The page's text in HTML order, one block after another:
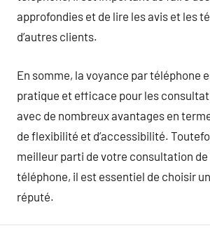
approfondies et de lire les avis et les
d’autres clients.
En somme, la voyance par téléphone
pratique et efficace pour les
avec de nombreux avantages en
de flexibilité et d’accessibilité.
meilleur parti de votre consultation
téléphone, il est essentiel de choisir
réputé.